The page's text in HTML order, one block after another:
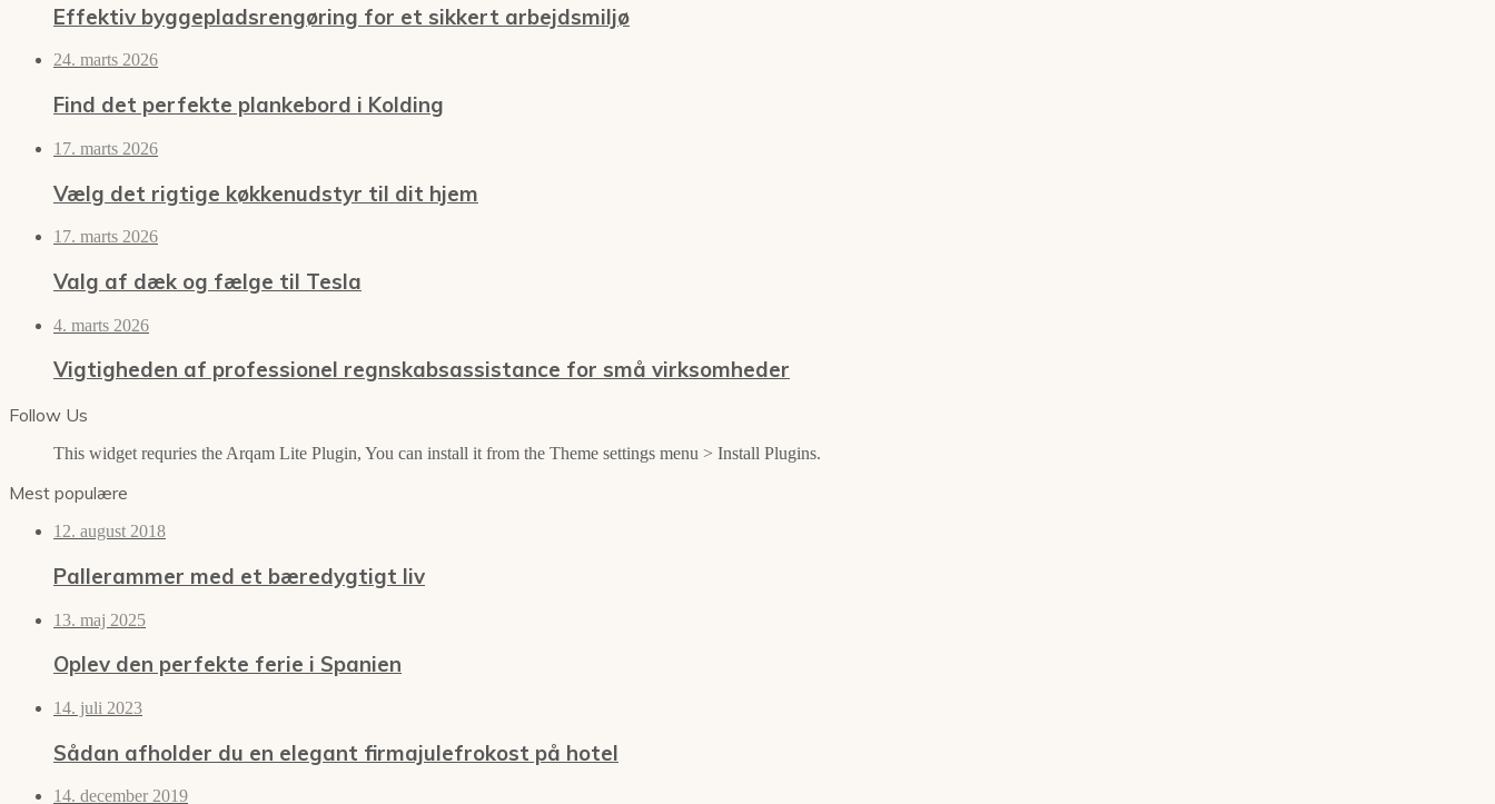
Effektiv byggepladsrengøring for et sikkert arbejdsmiljø
24. marts 2026
Find det perfekte plankebord i Kolding
17. marts 2026
Vælg det rigtige køkkenudstyr til dit hjem
17. marts 2026
Valg af dæk og fælge til Tesla
4. marts 2026
Vigtigheden af professionel regnskabsassistance for små virksomheder
Follow Us
This widget requries the Arqam Lite Plugin, You can install it from the Theme settings menu > Install Plugins.
Mest populære
12. august 2018
Pallerammer med et bæredygtigt liv
13. maj 2025
Oplev den perfekte ferie i Spanien
14. juli 2023
Sådan afholder du en elegant firmajulefrokost på hotel
14. december 2019